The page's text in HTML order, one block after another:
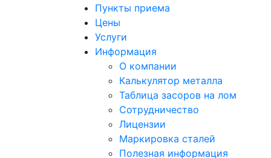
Пункты приема
Цены
Услуги
Информация
О компании
Калькулятор металла
Таблица засоров на лом
Сотрудничество
Лицензии
Маркировка сталей
Полезная информация